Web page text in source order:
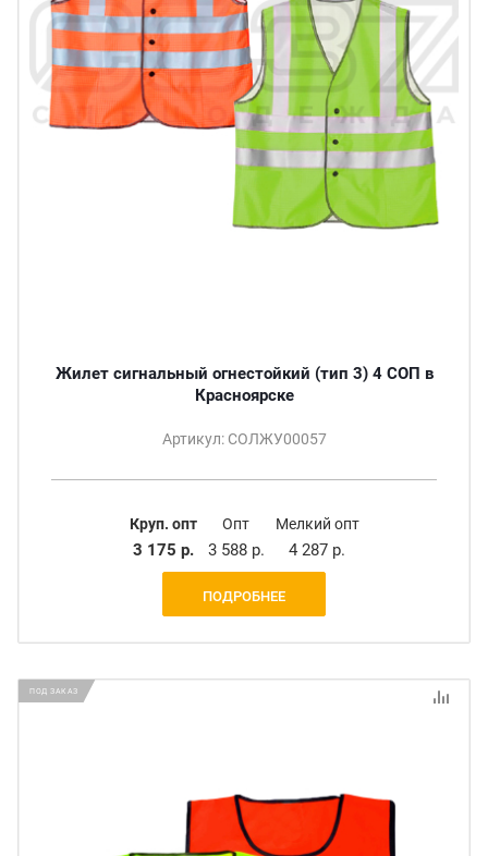
Жилет сигнальный огнестойкий (тип 3) 4 СОП в
Красноярске
Артикул: СОЛЖУ00057
Круп. опт
3 175 р.
Опт
3 588 р.
Мелкий опт
4 287 р.
ПОДРОБНЕЕ
ПОД ЗАКАЗ